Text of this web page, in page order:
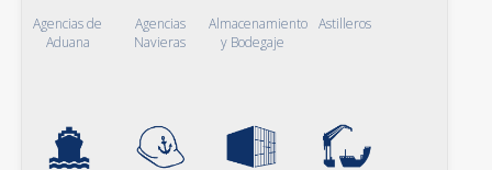
Agencias de
Aduana
Agencias
Navieras
Almacenamiento
y Bodegaje
Astilleros